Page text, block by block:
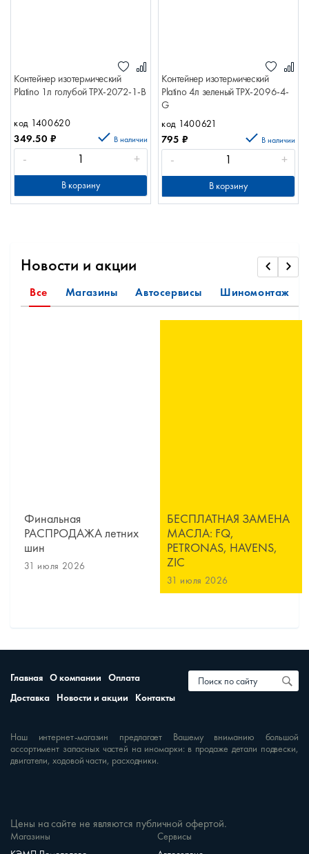
Контейнер изотермический
Platino 1л голубой TPX-2072-1-B
код 1400620
349.50 ₽ В наличии
- +
В корзину
Контейнер изотермический
Platino 4л зеленый TPX-2096-4-
G
код 1400621
795 ₽ В наличии
- +
В корзину
Новости и акции
Все Магазины Автосервисы Шиномонтаж
Финальная
РАСПРОДАЖА летних
шин
31 июля 2026
БЕСПЛАТНАЯ ЗАМЕНА
МАСЛА: FQ,
PETRONAS, HAVENS,
ZIC
31 июля 2026
Главная О компании
Оплата
Доставка
Новости и акции Контакты
Магазины
Сервисы
Наш интернет-магазин предлагает Вашему вниманию большой
ассортимент запасных частей на иномарки: в продаже детали подвески,
двигатели, ходовой части, расходники.
Цены на сайте не являются публичной офертой.